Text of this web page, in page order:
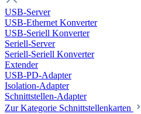
USB-Server
USB-Ethernet Konverter
USB-Seriell Konverter
Seriell-Server
Seriell-Seriell Konverter
Extender
USB-PD-Adapter
Isolation-Adapter
Schnittstellen-Adapter
Zur Kategorie Schnittstellenkarten